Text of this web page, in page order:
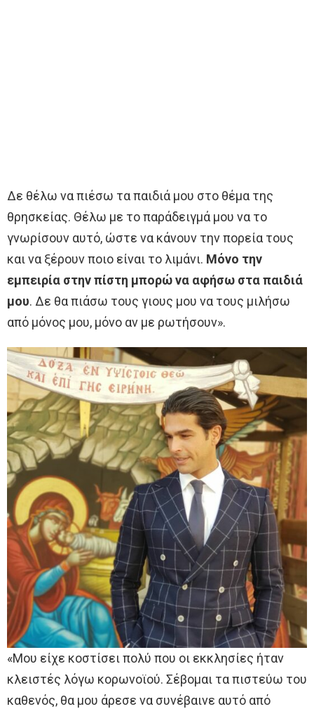
Δε θέλω να πιέσω τα παιδιά μου στο θέμα της
θρησκείας. Θέλω με το παράδειγμά μου να το
γνωρίσουν αυτό, ώστε να κάνουν την πορεία τους
και να ξέρουν ποιο είναι το λιμάνι. Μόνο την
εμπειρία στην πίστη μπορώ να αφήσω στα παιδιά
μου. Δε θα πιάσω τους γιους μου να τους μιλήσω
από μόνος μου, μόνο αν με ρωτήσουν».
«Μου είχε κοστίσει πολύ που οι εκκλησίες ήταν
κλειστές λόγω κορωνοϊού. Σέβομαι τα πιστεύω του
καθενός, θα μου άρεσε να συνέβαινε αυτό από